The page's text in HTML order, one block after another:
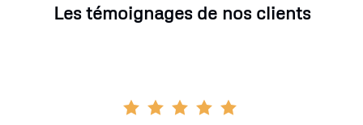
Les témoignages de nos clients